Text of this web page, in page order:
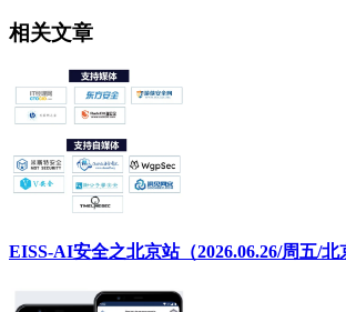
相关文章
EISS-AI安全之北京站（2026.06.26/周五/北